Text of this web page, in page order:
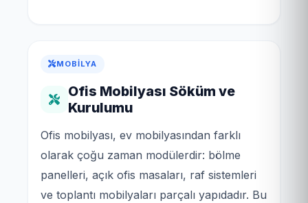
MOBILYA
Ofis Mobilyası Söküm ve
Kurulumu
Ofis mobilyası, ev mobilyasından farklı
olarak çoğu zaman modülerdir: bölme
panelleri, açık ofis masaları, raf sistemleri
ve toplantı mobilyaları parçalı yapıdadır. Bu